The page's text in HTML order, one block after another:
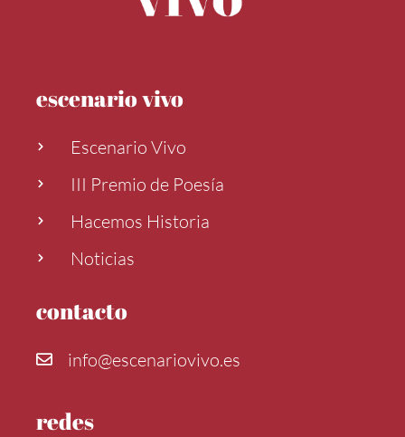
escenario vivo
Escenario Vivo
III Premio de Poesía
Hacemos Historia
Noticias
contacto
info@escenariovivo.es
redes